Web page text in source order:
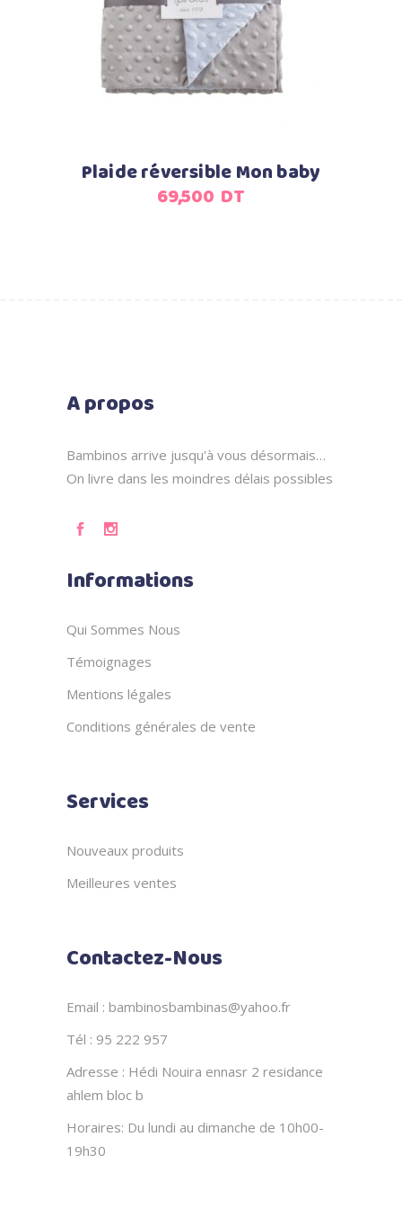
Ajouter au panier
Plaide réversible Mon baby
69,500 DT
A propos
Bambinos arrive jusqu'à vous désormais…
On livre dans les moindres délais possibles
Informations
Qui Sommes Nous
Témoignages
Mentions légales
Conditions générales de vente
Services
Nouveaux produits
Meilleures ventes
Contactez-Nous
Email : bambinosbambinas@yahoo.fr
Tél : 95 222 957
Adresse : Hédi Nouira ennasr 2 residance
ahlem bloc b
Horaires: Du lundi au dimanche de 10h00-
19h30